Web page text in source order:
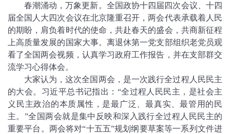
春潮涌动，万象更新。全国政协十四届四次会议、十四
届全国人大四次会议在北京隆重召开，两会代表承载着人民
的期盼，肩负着时代的使命，共赴春天的盛会，共商新征程
上高质量发展的国家大事。离退休第一党支部组织老党员观
看了全国两会视频，认真学习政府工作报告，并在支部群交
流学习心得体会。
大家认为，这次全国两会，是一次践行全过程人民民主
的大会。习近平总书记指出：“全过程人民民主，是社会主
义民主政治的本质属性，是最广泛、最真实、最管用的民
主。”全国两会就是集中反映和深入践行全过程人民民主的
重要平台。两会将对“十五五”规划纲要草案等一系列文件进